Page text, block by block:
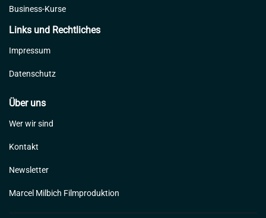
Business-Kurse
Links und Rechtliches
Impressum
Datenschutz
Über uns
Wer wir sind
Kontakt
Newsletter
Marcel Milbich Filmproduktion